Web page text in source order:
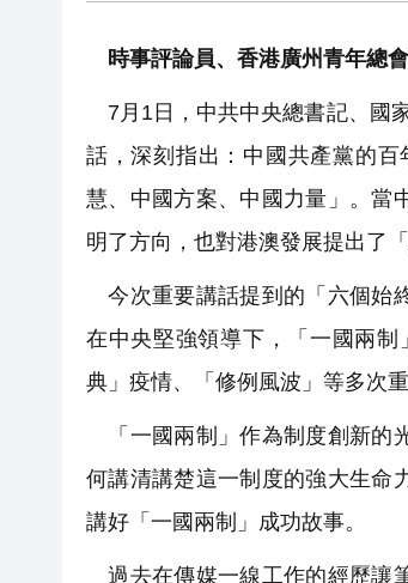
時事評論員、香港廣州青年總
7月1日，中共中央總書記、國
話，深刻指出：中國共產黨的
慧、中國方案、中國力量」。當
明了方向，也對港澳發展提出了
今次重要講話提到的「六個始
在中央堅強領導下，「一國兩
典」疫情、「修例風波」等多次
「一國兩制」作為制度創新的
何講清講楚這一制度的強大生命
講好「一國兩制」成功故事。
過去在傳媒一線工作的經歷讓